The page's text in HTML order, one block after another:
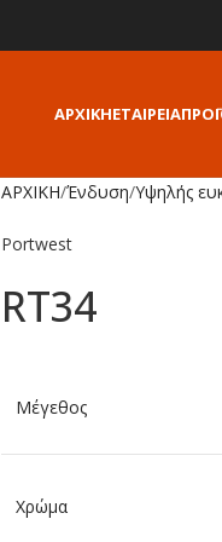
ΑΡΧΙΚΗΕΤΑΙΡΕΙΑ
ΑΡΧΙΚΗ/Ένδυση/Υψηλής
Portwest
RT34
Μέγεθος
Χρώμα